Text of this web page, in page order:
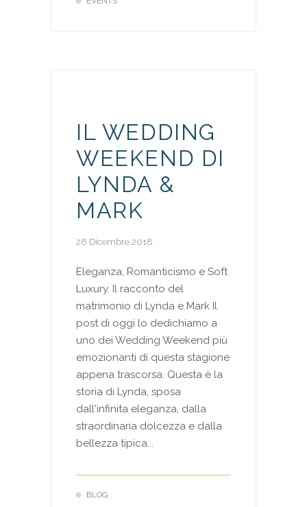
IL WEDDING
WEEKEND DI
LYNDA &
MARK
28 Dicembre 2018
Eleganza, Romanticismo e Soft
Luxury. Il racconto del
matrimonio di Lynda e Mark Il
post di oggi lo dedichiamo a
uno dei Wedding Weekend più
emozionanti di questa stagione
appena trascorsa. Questa è la
storia di Lynda, sposa
dall'infinita eleganza, dalla
straordinaria dolcezza e dalla
bellezza tipica...
BLOG